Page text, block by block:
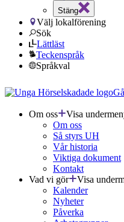
Stäng
Välj lokalförening
Sök
Lättläst
Teckenspråk
Språkval
Om oss
Visa
Om oss
Så styrs UH
Vår historia
Viktiga dokument
Kontakt
Vad vi gör
Visa
Kalender
Nyheter
Påverka